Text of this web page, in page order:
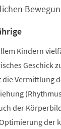
Kindern
Geschick
Vermittlung
der
der